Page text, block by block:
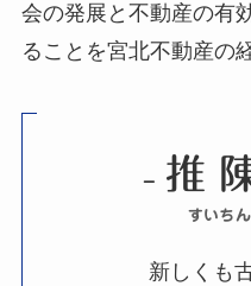
会の発展と不動産の有
ることを宮北不動産の
– 推
すいち
新しくも